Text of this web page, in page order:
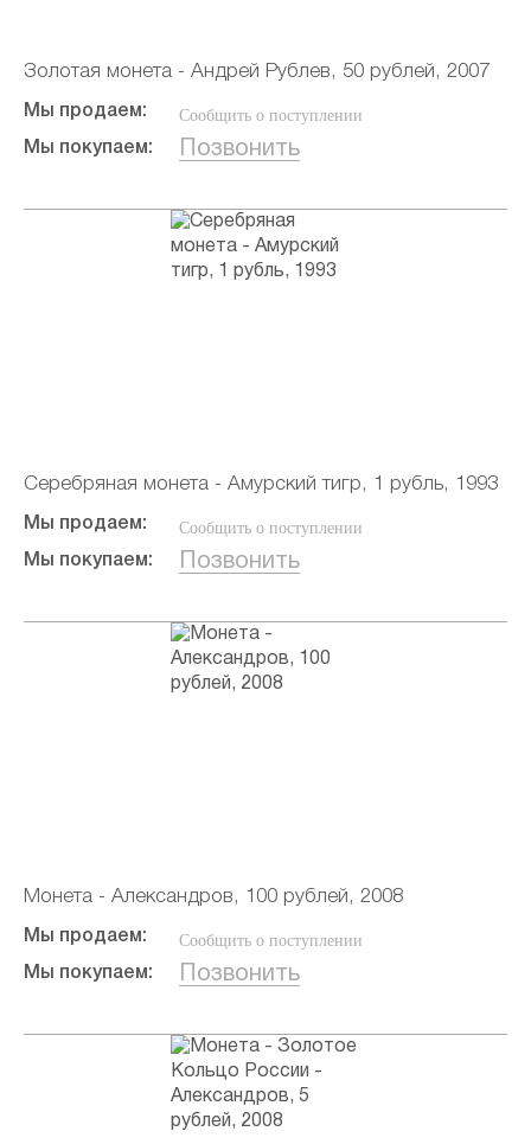
Золотая монета - Андрей Рублев, 50 рублей, 2007
Мы продаем: Сообщить о поступлении
Мы покупаем: Позвонить
Серебряная монета - Амурский тигр, 1 рубль, 1993
Мы продаем: Сообщить о поступлении
Мы покупаем: Позвонить
Монета - Александров, 100 рублей, 2008
Мы продаем: Сообщить о поступлении
Мы покупаем: Позвонить